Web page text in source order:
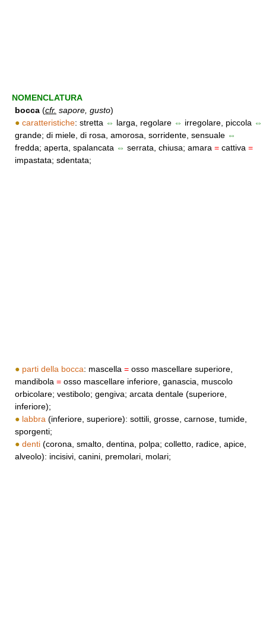
NOMENCLATURA
bocca (cfr. sapore, gusto)
● caratteristiche: stretta ⇔ larga, regolare ⇔ irregolare, piccola ⇔
grande; di miele, di rosa, amorosa, sorridente, sensuale ⇔
fredda; aperta, spalancata ⇔ serrata, chiusa; amara = cattiva =
impastata; sdentata;
● parti della bocca: mascella = osso mascellare superiore,
mandibola = osso mascellare inferiore, ganascia, muscolo
orbicolare; vestibolo; gengiva; arcata dentale (superiore,
inferiore);
● labbra (inferiore, superiore): sottili, grosse, carnose, tumide,
sporgenti;
● denti (corona, smalto, dentina, polpa; colletto, radice, apice,
alveolo): incisivi, canini, premolari, molari;